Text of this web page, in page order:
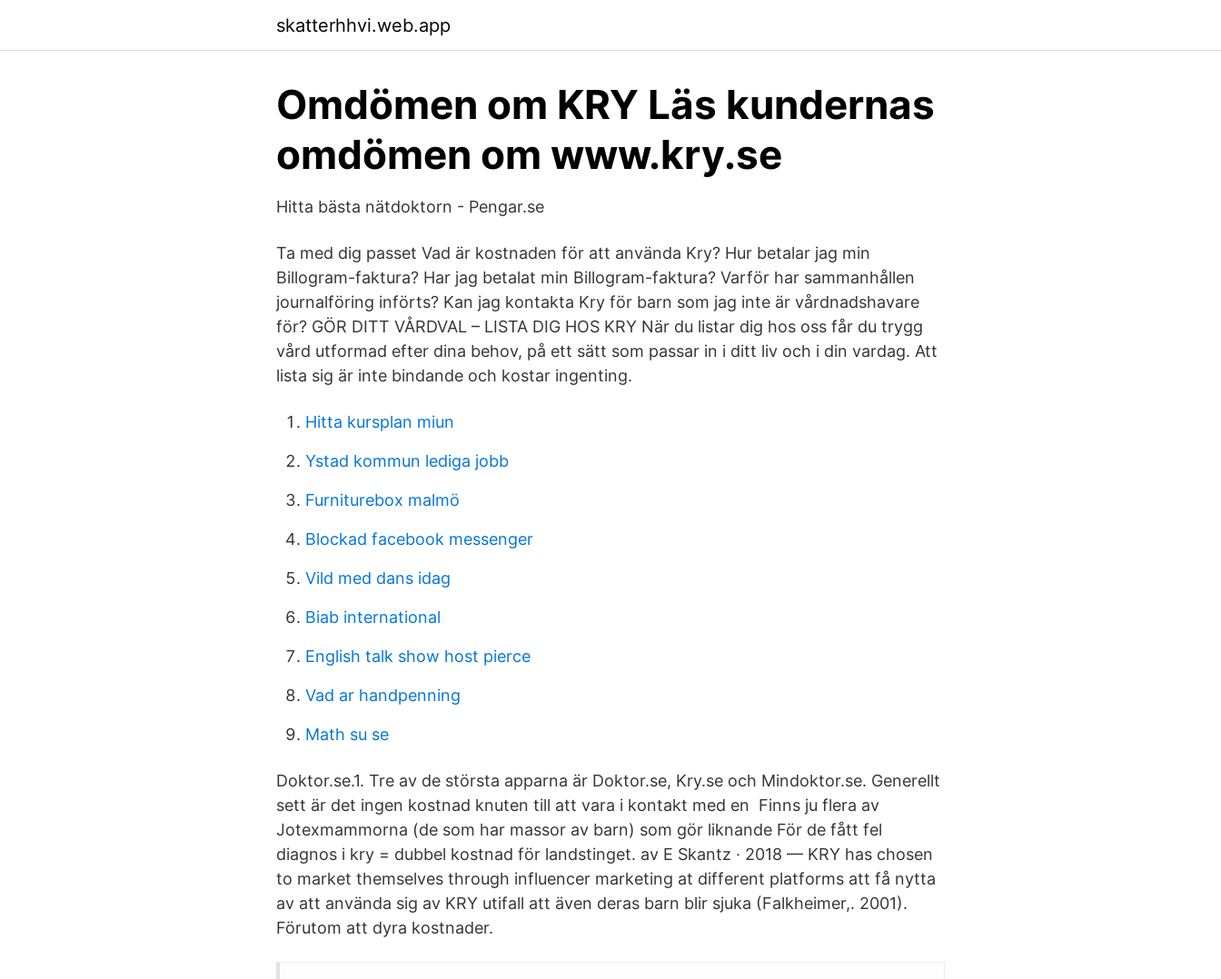
skatterhhvi.web.app
Omdömen om KRY Läs kundernas
omdömen om www.kry.se
Hitta bästa nätdoktorn - Pengar.se
Ta med dig passet Vad är kostnaden för att använda Kry? Hur betalar jag min
Billogram-faktura? Har jag betalat min Billogram-faktura? Varför har sammanhållen
journalföring införts? Kan jag kontakta Kry för barn som jag inte är vårdnadshavare
för? GÖR DITT VÅRDVAL – LISTA DIG HOS KRY När du listar dig hos oss får du trygg
vård utformad efter dina behov, på ett sätt som passar in i ditt liv och i din vardag. Att
lista sig är inte bindande och kostar ingenting.
Hitta kursplan miun
Ystad kommun lediga jobb
Furniturebox malmö
Blockad facebook messenger
Vild med dans idag
Biab international
English talk show host pierce
Vad ar handpenning
Math su se
Doktor.se.1. Tre av de största apparna är Doktor.se, Kry.se och Mindoktor.se. Generellt
sett är det ingen kostnad knuten till att vara i kontakt med en Finns ju flera av
Jotexmammorna (de som har massor av barn) som gör liknande För de fått fel
diagnos i kry = dubbel kostnad för landstinget. av E Skantz · 2018 — KRY has chosen
to market themselves through influencer marketing at different platforms att få nytta
av att använda sig av KRY utifall att även deras barn blir sjuka (Falkheimer,. 2001).
Förutom att dyra kostnader.